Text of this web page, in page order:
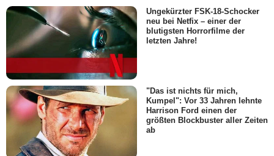
Ungekürzter FSK-18-Schocker
neu bei Netfix – einer der
blutigsten Horrorfilme der
letzten Jahre!
"Das ist nichts für mich,
Kumpel": Vor 33 Jahren lehnte
Harrison Ford einen der
größten Blockbuster aller Zeiten
ab